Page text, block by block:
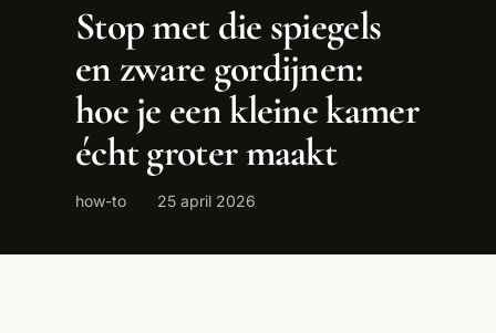
Stop met die spiegels
en zware gordijnen:
hoe je een kleine kamer
écht groter maakt
how-to 25 april 2026